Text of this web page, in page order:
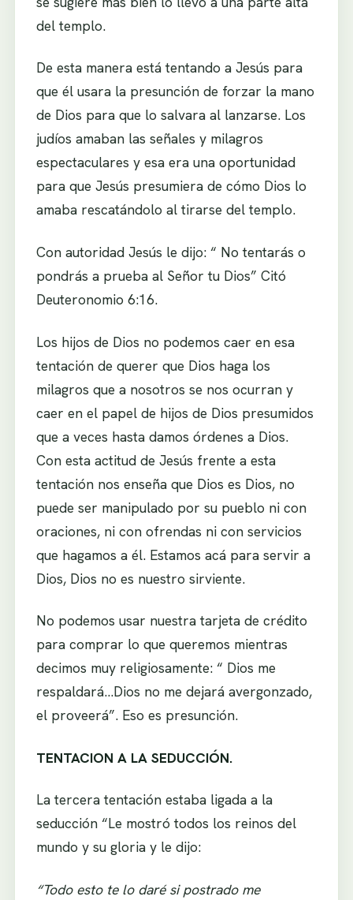
del templo.
De esta manera está tentando a Jesús para
que él usara la presunción de forzar la mano
de Dios para que lo salvara al lanzarse. Los
judíos amaban las señales y milagros
espectaculares y esa era una oportunidad
para que Jesús presumiera de cómo Dios lo
amaba rescatándolo al tirarse del templo.
Con autoridad Jesús le dijo: “ No tentarás o
pondrás a prueba al Señor tu Dios” Citó
Deuteronomio 6:16.
Los hijos de Dios no podemos caer en esa
tentación de querer que Dios haga los
milagros que a nosotros se nos ocurran y
caer en el papel de hijos de Dios presumidos
que a veces hasta damos órdenes a Dios.
Con esta actitud de Jesús frente a esta
tentación nos enseña que Dios es Dios, no
puede ser manipulado por su pueblo ni con
oraciones, ni con ofrendas ni con servicios
que hagamos a él. Estamos acá para servir a
Dios, Dios no es nuestro sirviente.
No podemos usar nuestra tarjeta de crédito
para comprar lo que queremos mientras
decimos muy religiosamente: “ Dios me
respaldará…Dios no me dejará avergonzado,
el proveerá”. Eso es presunción.
TENTACION A LA SEDUCCIÓN.
La tercera tentación estaba ligada a la
seducción “Le mostró todos los reinos del
mundo y su gloria y le dijo:
“Todo esto te lo daré si postrado me